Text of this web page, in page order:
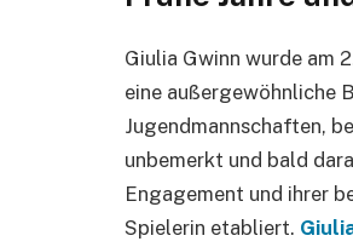
Giulia Gwinn wurde am
eine außergewöhnliche
Jugendmannschaften,
unbemerkt und bald
Engagement und ihrer
Spielerin etabliert.